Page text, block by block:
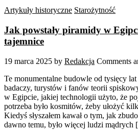
Artykuły historyczne Starożytność
Jak powstały piramidy w
tajemnice
19 marca 2025 by Redakcja Comments
Te monumentalne budowle od tysięcy
badaczy, turystów i fanów teorii
w Egipcie, jakiej technologii użyto, że
potrzeba było kosmitów, żeby ułożyć
Kiedyś słyszałem kawał o tym, jak
dawno temu, było więcej ludzi